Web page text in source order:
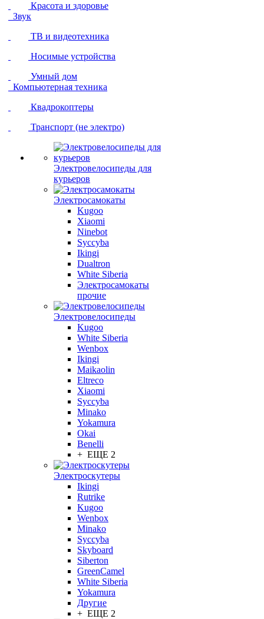
Красота и здоровье
Звук
ТВ и видеотехника
Носимые устройства
Умный дом
Компьютерная техника
Квадрокоптеры
Транспорт (не электро)
Электровелосипеды для
курьеров
Электросамокаты
Kugoo
Xiaomi
Ninebot
Syccyba
Ikingi
Dualtron
White Siberia
Электросамокаты
прочие
Электровелосипеды
Kugoo
White Siberia
Wenbox
Ikingi
Maikaolin
Eltreco
Xiaomi
Syccyba
Minako
Yokamura
Okai
Benelli
+ ЕЩЕ 2
Электроскутеры
Ikingi
Rutrike
Kugoo
Wenbox
Minako
Syccyba
Skyboard
Siberton
GreenCamel
White Siberia
Yokamura
Другие
+ ЕЩЕ 2